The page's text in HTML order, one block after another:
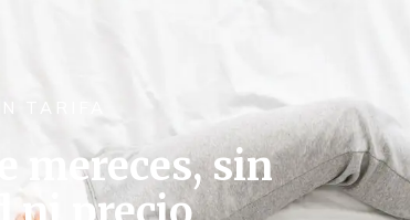
TARIFA
mereces, sin